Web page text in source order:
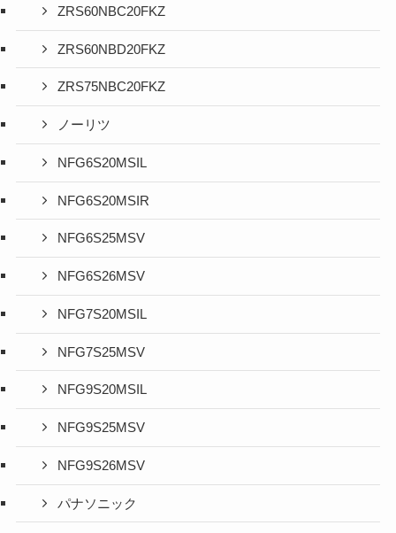
ZRS60NBC20FKZ
ZRS60NBD20FKZ
ZRS75NBC20FKZ
ノーリツ
NFG6S20MSIL
NFG6S20MSIR
NFG6S25MSV
NFG6S26MSV
NFG7S20MSIL
NFG7S25MSV
NFG9S20MSIL
NFG9S25MSV
NFG9S26MSV
パナソニック